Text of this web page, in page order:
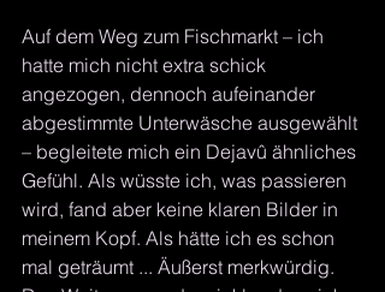
Auf dem Weg zum Fischmarkt – ich
hatte mich nicht extra schick
angezogen, dennoch aufeinander
abgestimmte Unterwäsche ausgewählt
– begleitete mich ein Dejavû ähnliches
Gefühl. Als wüsste ich, was passieren
wird, fand aber keine klaren Bilder in
meinem Kopf. Als hätte ich es schon
mal geträumt ... Äußerst merkwürdig.